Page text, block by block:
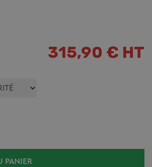
315,90 € HT
PANIER